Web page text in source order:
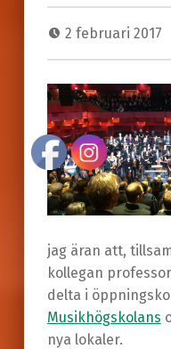
2 februari 2017
jag äran att,
kollegan professor
delta i
Musikhögskolans
nya lokaler.